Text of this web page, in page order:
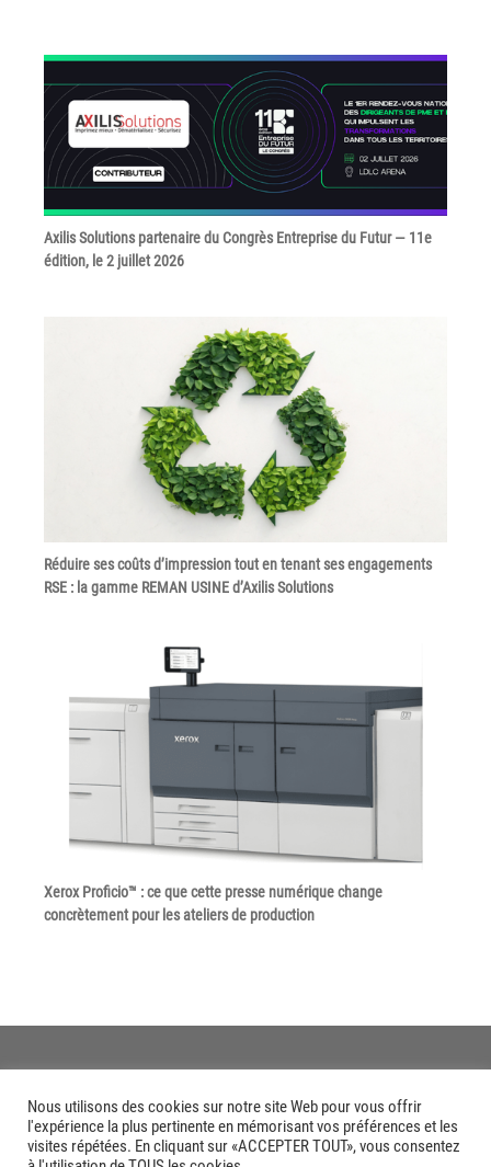
Axilis Solutions partenaire du Congrès Entreprise du Futur — 11e
édition, le 2 juillet 2026
Réduire ses coûts d’impression tout en tenant ses engagements
RSE : la gamme REMAN USINE d’Axilis Solutions
Xerox Proficio™ : ce que cette presse numérique change
concrètement pour les ateliers de production
Nous utilisons des cookies sur notre site Web pour vous offrir
l'expérience la plus pertinente en mémorisant vos préférences et les
visites répétées. En cliquant sur «ACCEPTER TOUT», vous consentez